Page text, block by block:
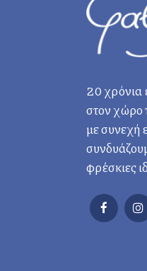
20 χρόνια
στον χώρο
με
φρέσκιες